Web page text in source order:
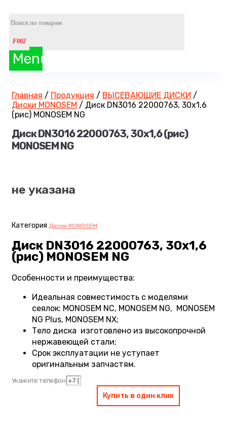
Menu
Главная / Продукция / ВЫСЕВАЮЩИЕ ДИСКИ /
Диски MONOSEM / Диск DN3016 22000763, 30х1,6
(рис) MONOSEM NG
Диск DN3016 22000763, 30х1,6 (рис)
MONOSEM NG
не указана
Категория Диски MONOSEM
Диск DN3016 22000763, 30х1,6
(рис) MONOSEM NG
Особенности и преимущества:
Идеальная совместимость с моделями
сеялок: MONOSEM NC, MONOSEM NG, MONOSEM
NG Plus, MONOSEM NX;
Тело диска изготовлено из высокопрочной
нержавеющей стали;
Срок эксплуатации не уступает
оригинальным запчастям.
Укажите телефон
Купить в один клик